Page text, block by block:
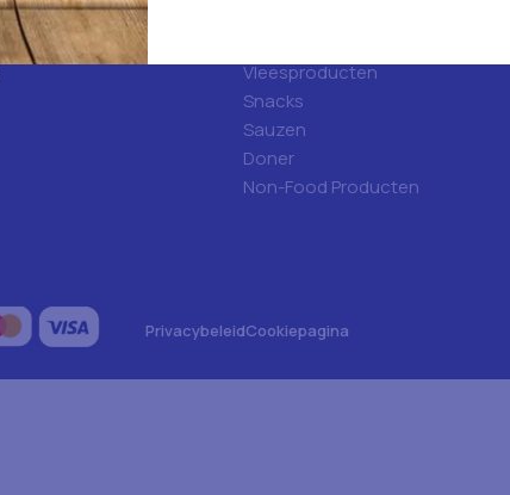
Vleesproducten
Snacks
Sauzen
Doner
Non-Food Producten
PrivacybeleidCookiepagina